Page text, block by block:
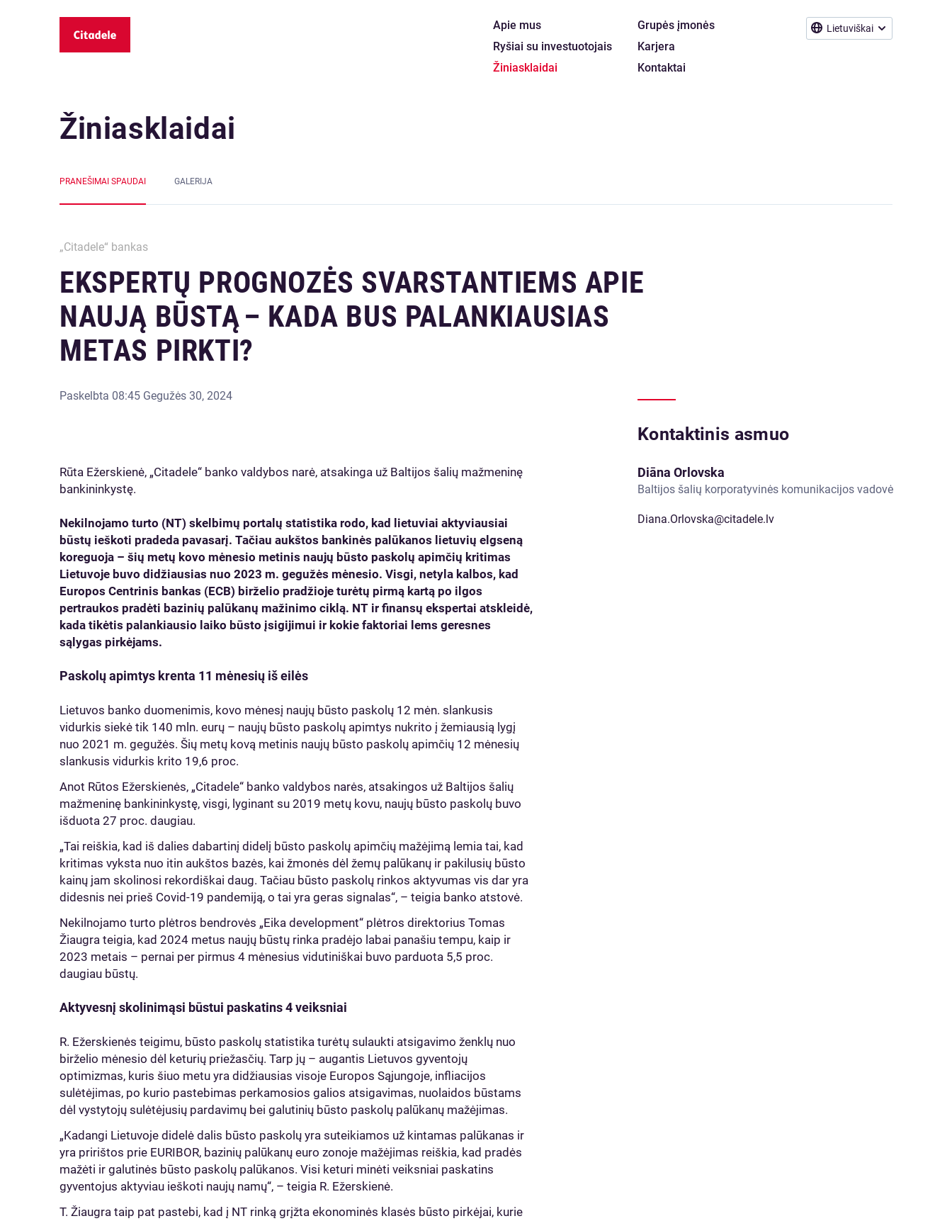
Lietuviškai
Apie mus
Ryšiai su investuotojais
Žiniasklaidai
Grupės įmonės
Karjera
Kontaktai
Žiniasklaidai
PRANEŠIMAI SPAUDAI GALERIJA
„Citadele“ bankas
EKSPERTŲ PROGNOZĖS SVARSTANTIEMS APIE
NAUJĄ BŪSTĄ – KADA BUS PALANKIAUSIAS
METAS PIRKTI?
Paskelbta 08:45 Gegužės 30, 2024
Rūta Ežerskienė, „Citadele“ banko valdybos narė, atsakinga už Baltijos šalių mažmeninę
bankininkystę.
Nekilnojamo turto (NT) skelbimų portalų statistika rodo, kad lietuviai aktyviausiai
būstų ieškoti pradeda pavasarį. Tačiau aukštos bankinės palūkanos lietuvių elgseną
koreguoja – šių metų kovo mėnesio metinis naujų būsto paskolų apimčių kritimas
Lietuvoje buvo didžiausias nuo 2023 m. gegužės mėnesio. Visgi, netyla kalbos, kad
Europos Centrinis bankas (ECB) birželio pradžioje turėtų pirmą kartą po ilgos
pertraukos pradėti bazinių palūkanų mažinimo ciklą. NT ir finansų ekspertai atskleidė,
kada tikėtis palankiausio laiko būsto įsigijimui ir kokie faktoriai lems geresnes
sąlygas pirkėjams.
Paskolų apimtys krenta 11 mėnesių iš eilės
Lietuvos banko duomenimis, kovo mėnesį naujų būsto paskolų 12 mėn. slankusis
vidurkis siekė tik 140 mln. eurų – naujų būsto paskolų apimtys nukrito į žemiausią lygį
nuo 2021 m. gegužės. Šių metų kovą metinis naujų būsto paskolų apimčių 12 mėnesių
slankusis vidurkis krito 19,6 proc.
Anot Rūtos Ežerskienės, „Citadele“ banko valdybos narės, atsakingos už Baltijos šalių
mažmeninę bankininkystę, visgi, lyginant su 2019 metų kovu, naujų būsto paskolų buvo
išduota 27 proc. daugiau.
„Tai reiškia, kad iš dalies dabartinį didelį būsto paskolų apimčių mažėjimą lemia tai, kad
kritimas vyksta nuo itin aukštos bazės, kai žmonės dėl žemų palūkanų ir pakilusių būsto
kainų jam skolinosi rekordiškai daug. Tačiau būsto paskolų rinkos aktyvumas vis dar yra
didesnis nei prieš Covid-19 pandemiją, o tai yra geras signalas“, – teigia banko atstovė.
Nekilnojamo turto plėtros bendrovės „Eika development“ plėtros direktorius Tomas
Žiaugra teigia, kad 2024 metus naujų būstų rinka pradėjo labai panašiu tempu, kaip ir
2023 metais – pernai per pirmus 4 mėnesius vidutiniškai buvo parduota 5,5 proc.
daugiau būstų.
Aktyvesnį skolinimąsi būstui paskatins 4 veiksniai
R. Ežerskienės teigimu, būsto paskolų statistika turėtų sulaukti atsigavimo ženklų nuo
birželio mėnesio dėl keturių priežasčių. Tarp jų – augantis Lietuvos gyventojų
optimizmas, kuris šiuo metu yra didžiausias visoje Europos Sąjungoje, infliacijos
sulėtėjimas, po kurio pastebimas perkamosios galios atsigavimas, nuolaidos būstams
dėl vystytojų sulėtėjusių pardavimų bei galutinių būsto paskolų palūkanų mažėjimas.
„Kadangi Lietuvoje didelė dalis būsto paskolų yra suteikiamos už kintamas palūkanas ir
yra pririštos prie EURIBOR, bazinių palūkanų euro zonoje mažėjimas reiškia, kad pradės
mažėti ir galutinės būsto paskolų palūkanos. Visi keturi minėti veiksniai paskatins
gyventojus aktyviau ieškoti naujų namų“, – teigia R. Ežerskienė.
T. Žiaugra taip pat pastebi, kad į NT rinką grįžta ekonominės klasės būsto pirkėjai, kurie
Kontaktinis asmuo
Diāna Orlovska
Baltijos šalių korporatyvinės komunikacijos vadovė
Diana.Orlovska@citadele.lv